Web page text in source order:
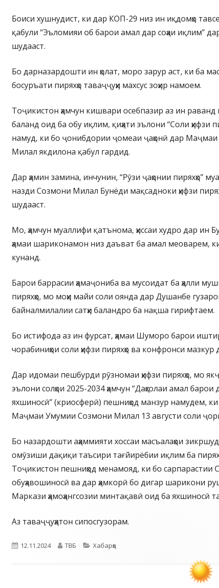
Боиси хушнудист, ки дар КОП-29 низ ин иқдомҳо
қабули “Эъломияи об барои амал дар соҳаи иқлим”
шудааст.
Бо дарназардошти ин ҳолат, моро зарур аст, ки ба
босуръати пиряхҳо таваҷҷуҳи махсус зоҳир намоем.
Тоҷикистон ҳамчун кишвари осебпазир аз ин раванд
баланд оид ба обу иқлим, қиҳати эълони “Соли ҳифзи
намуд, ки бо ҷонибдории ҷомеаи ҷаҳонӣ дар
Милал якдилона қабул гардид.
Дар ҳамин замина, инчунин, “Рӯзи ҷаҳонии пиряхҳо”
назди Созмони Милал Бунёди мақсадноки ҳифзи
шудааст.
Мо, ҳамчун муаллифи қатънома, ҳиссаи худро дар ин
ҳамаи шариконамон низ даъват ба амал меоварем,
кунанд.
Барои баррасии ҳамаҷониба ва мусоидат ба ҳалли
пиряхҳо, мо моҳи майи соли оянда дар Душанбе
байналмилалии сатҳи баландро ба нақша гирифтаем.
Бо истифода аз ин фурсат, ҳамаи Шуморо барои
чорабиниҳои соли ҳифзи пиряхҳо ва конфронси
Дар идомаи пешбурди рӯзномаи ҳифзи пиряхҳо, мо
эълони солҳои 2025-2034 ҳамчун “Даҳсолаи амал барои
яхшиносӣ” (криосферӣ) пешниҳод манзур намудем,
Маҷмаи Умумии Созмони Милал 13 августи соли
Бо назардошти аҳаммияти хоссаи масъалаҳои
омӯзиши дақиқи таъсири тағйирёбии иқлим ба
Тоҷикистон пешниҳод менамояд, ки бо сарпарастии
обуҳавошиносӣ ва дар ҳамкорӣ бо дигар шарикони
Маркази ҳамоҳангсозии минтақавӣ оид ба яхшиносӣ
Аз таваҷҷуҳатон сипосгузорам.
Опубликовано
12.11.2024 Автор
ТВБ Рубрики
Хабарҳо